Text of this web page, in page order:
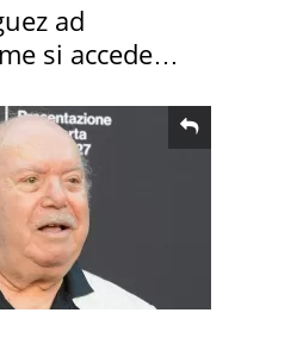
ad
si accede